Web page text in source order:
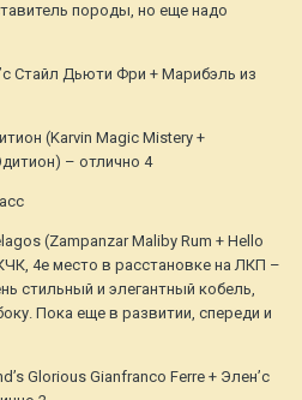
породы, но еще надо
Стайл Дьюти Фри + Марибэль из
(Karvin Magic Mistery +
– отлично 4
(Zampanzar Maliby Rum + Hello
4е место в расстановке на ЛКП –
стильный и элегантный кобель,
Пока еще в развитии, спереди и
Glorious Gianfranco Ferre + Элен’c